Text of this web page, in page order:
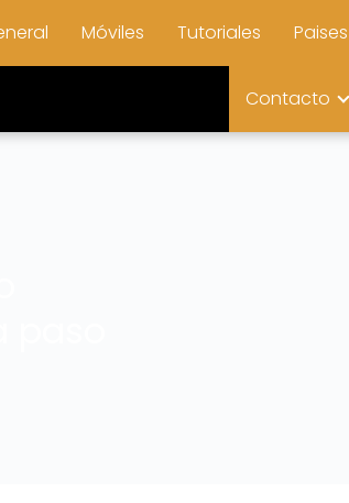
Móviles Tutoriales Paises
Contacto